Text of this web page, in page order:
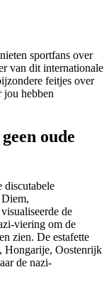
sportfans over
van dit internationale
feitjes over
hebben
oude
de
viering om de
zien. De estafette
Hongarije, Oostenrijk
de nazi-